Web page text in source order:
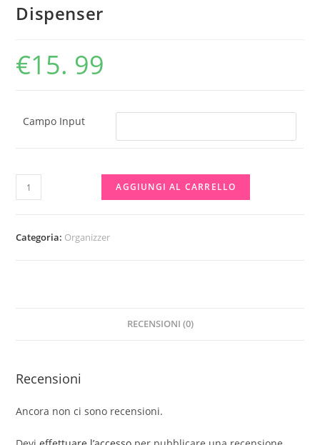
Dispenser
€15. 99
Campo Input
Dispenser
quantità
AGGIUNGI AL CARRELLO
Categoria: Organizzer
RECENSIONI (0)
Recensioni
Ancora non ci sono recensioni.